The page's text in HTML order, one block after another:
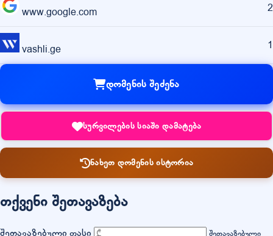
www.google.com 2
vashli.ge 1
დომენის შეძენა
სურვილების სიაში დამატება
ნახეთ დომენის ისტორია
თქვენი შეთავაზება
შეთავაზებული ფასი
შეთავაზებული